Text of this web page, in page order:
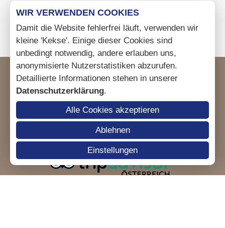
Routenplaner
WIR VERWENDEN COOKIES
Damit die Website fehlerfrei läuft, verwenden wir
kleine 'Kekse'. Einige dieser Cookies sind
unbedingt notwendig, andere erlauben uns,
anonymisierte Nutzerstatistiken abzurufen.
Detaillierte Informationen stehen in unserer
Datenschutzerklärung.
Alle Cookies akzeptieren
Ablehnen
Einstellungen